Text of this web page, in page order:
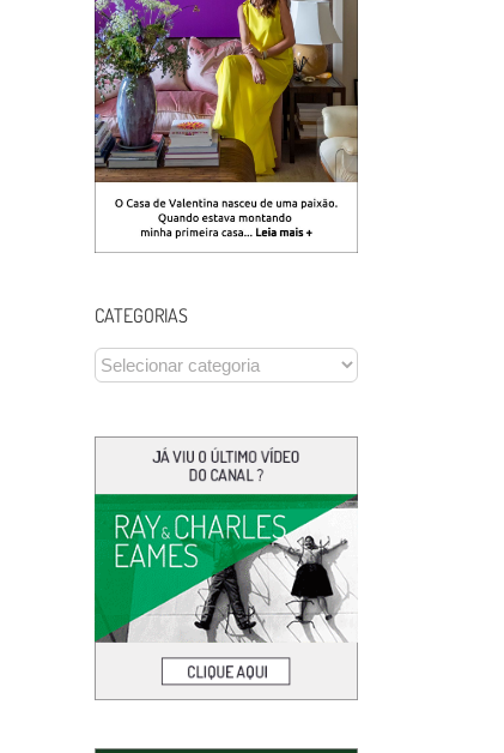
CATEGORIAS
CATEGORIAS